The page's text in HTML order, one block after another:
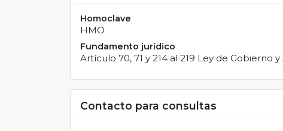
Homoclave
HMO
Fundamento jurídico
Artículo 70, 71 y 214 al 219 Ley de Gobierno
Contacto para consultas